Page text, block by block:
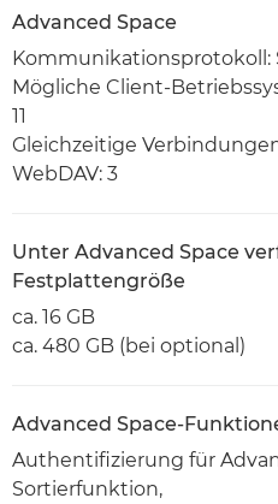
Advanced Space
Kommunikationsprotokoll:
Mögliche Client-
11
Gleichzeitige
WebDAV: 3
Unter Advanced Space
Festplattengröße
ca. 16 GB
ca. 480 GB (bei optional)
Advanced Space-
Authentifizierung für
Sortierfunktion,